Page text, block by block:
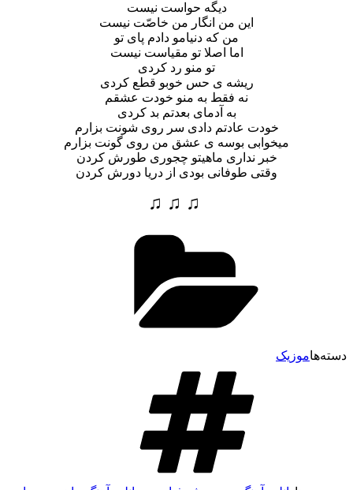
دیگه حواست نیست
این من انگار من خاصّت نیست
من که دنیامو دادم پای تو
اما اصلا تو مقیاست نیست
تو منو رد کردی
ریشه ی حس خوبو قطع کردی
نه فقط به منو خودت عشقم
به آدمای بعدتم بد کردی
خودت عادتم دادی سر روی شونت بزارم
میخوابی بوسه ی عشق من روی گونت بزارم
خبر نداری ماهیتو چجوری طورش کردن
وقتی طوفانی بودی از دریا دورش کردن
♫ ♫ ♫
دسته‌هاموزیک